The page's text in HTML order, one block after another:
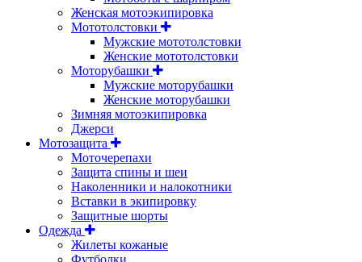
Женская мотоэкипировка
Мототолстовки
Мужские мототолстовки
Женские мототолстовки
Моторубашки
Мужские моторубашки
Женские моторубашки
Зимняя мотоэкипировка
Джерси
Мотозащита
Моточерепахи
Защита спины и шеи
Наколенники и налокотники
Вставки в экипировку
Защитные шорты
Одежда
Жилеты кожаные
Футболки